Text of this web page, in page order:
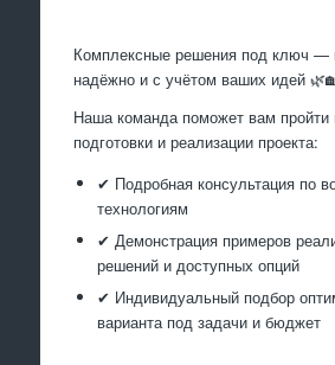
Комплексные решения под ключ —
надёжно и с учётом ваших идей
Наша команда поможет вам пройти
подготовки и реализации проекта:
✔ Подробная консультация по
технологиям
✔ Демонстрация примеров
решений и доступных опций
✔ Индивидуальный подбор
варианта под задачи и бюджет